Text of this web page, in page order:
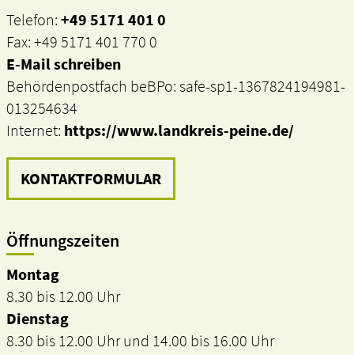
Telefon:+49 5171 401 0
Fax: +49 5171 401 770 0
E-Mail schreiben
Behördenpostfach beBPo: safe-sp1-1367824194981-
013254634
Internet: https://www.landkreis-peine.de/
KONTAKTFORMULAR
Öffnungszeiten
Montag
8.30 bis 12.00 Uhr
Dienstag
8.30 bis 12.00 Uhr und 14.00 bis 16.00 Uhr